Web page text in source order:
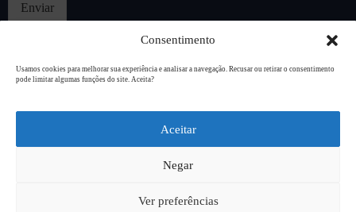
Consentimento
Usamos cookies para melhorar sua experiência e analisar a navegação. Recusar ou retirar o consentimento
pode limitar algumas funções do site. Aceita?
Aceitar
Negar
Ver preferências
Enviar
L94 Design